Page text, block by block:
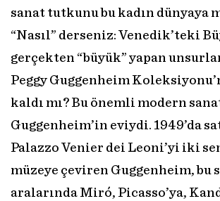
sanat tutkunu bu kadın dünyaya
“Nasıl” derseniz: Venedik’teki
gerçekten “büyük” yapan
Peggy Guggenheim
kaldı mı? Bu önemli modern
Guggenheim’in eviydi. 1949’da
Palazzo Venier dei Leoni’yi iki
müzeye çeviren Guggenheim, bu
aralarında Miró, Picasso’ya,